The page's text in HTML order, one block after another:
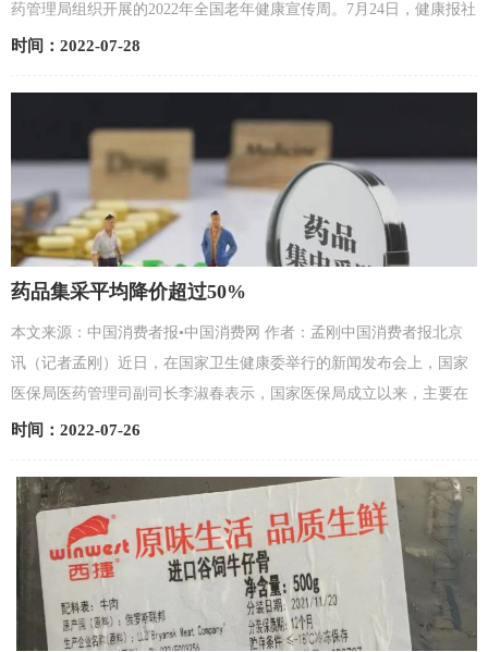
药管理局组织开展的2022年全国老年健康宣传周。7月24日，健康报社
在线上主办了“促进老年健康，从疾病预防开始”媒体...
时间：2022-07-28
药品集采平均降价超过50%
本文来源：中国消费者报•中国消费网 作者：孟刚中国消费者报北京
讯（记者孟刚）近日，在国家卫生健康委举行的新闻发布会上，国家
医保局医药管理司副司长李淑春表示，国家医保局成立以来，主要在
两个方面降低百姓的医药费用负担。其中一个方面是推...
时间：2022-07-26